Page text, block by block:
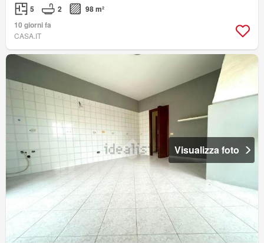
5 2
98 m²
10 giorni fa
CASA.IT
Visualizza foto